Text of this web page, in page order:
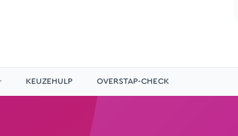
KEUZEHULP OVERSTAP-CHECK